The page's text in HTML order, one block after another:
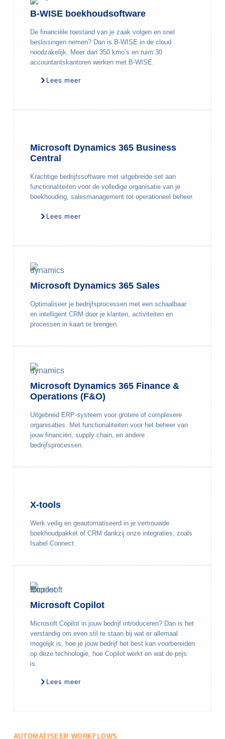
B-WISE boekhoudsoftware
De financiële toestand van je zaak volgen en snel
beslissingen nemen? Dan is B-WISE in de cloud
noodzakelijk. Meer dan 350 kmo’s en ruim 30
accountantskantoren werken met B-WISE.
Lees meer
Microsoft Dynamics 365 Business
Central
Krachtige bedrijfssoftware met uitgebreide set aan
functionaliteiten voor de volledige organisatie van je
boekhouding, salesmanagement tot operationeel beheer.
Lees meer
Microsoft Dynamics 365 Sales
Optimaliseer je bedrijfsprocessen met een schaalbaar
en intelligent CRM door je klanten, activiteiten en
processen in kaart te brengen.
Microsoft Dynamics 365 Finance &
Operations (F&O)
Uitgebreid ERP-systeem voor grotere of complexere
organisaties. Met functionaliteiten voor het beheer van
jouw financiën, supply chain, en andere
bedrijfsprocessen.
X-tools
Werk veilig en geautomatiseerd in je vertrouwde
boekhoudpakket of CRM dankzij onze integraties, zoals
Isabel Connect.
Microsoft Copilot
Microsoft Copilot in jouw bedrijf introduceren? Dan is het
verstandig om even stil te staan bij wat er allemaal
mogelijk is, hoe je jouw bedrijf het best kan voorbereiden
op deze technologie, hoe Copilot werkt en wat de prijs
is.
Lees meer
AUTOMATISEER WORKFLOWS